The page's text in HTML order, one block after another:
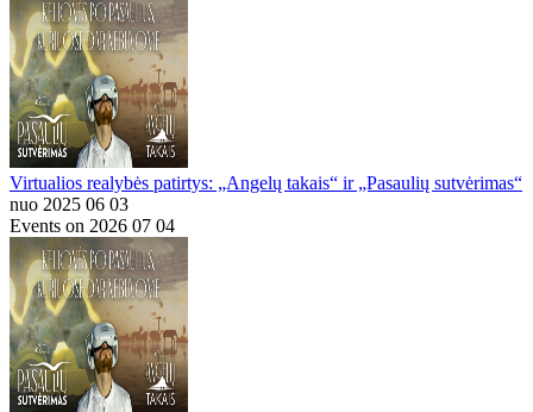
Virtualios realybės patirtys: „Angelų takais“ ir „Pasaulių sutvėrimas“
nuo 2025 06 03
Events on 2026 07 04